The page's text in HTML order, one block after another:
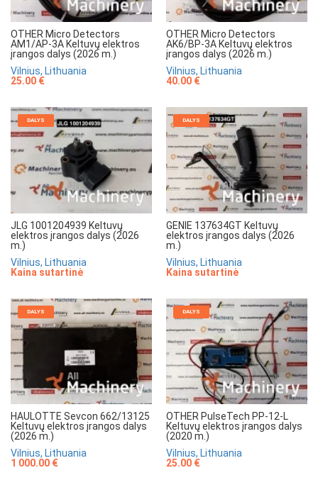
OTHER Micro Detectors
AM1/AP-3A Keltuvų elektros
įrangos dalys (2026 m.)
Vilnius, Lithuania
25.00 €
OTHER Micro Detectors
AK6/BP-3A Keltuvų elektros
įrangos dalys (2026 m.)
Vilnius, Lithuania
40.00 €
DALYS
JLG 1001204939 Keltuvų
elektros įrangos dalys (2026
m.)
Vilnius, Lithuania
Kaina sutartinė
DALYS
GENIE 137634GT Keltuvų
elektros įrangos dalys (2026
m.)
Vilnius, Lithuania
Kaina sutartinė
DALYS
HAULOTTE Sevcon 662/13125
Keltuvų elektros įrangos dalys
(2026 m.)
Vilnius, Lithuania
1 000.00 €
DALYS
OTHER PulseTech PP-12-L
Keltuvų elektros įrangos dalys
(2020 m.)
Vilnius, Lithuania
25.00 €